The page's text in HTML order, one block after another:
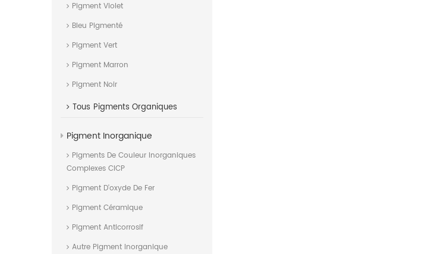
Pigment Violet
Bleu Pigmenté
Pigment Vert
Pigment Marron
Pigment Noir
Tous Pigments Organiques
Pigment Inorganique
Pigments De Couleur Inorganiques
Complexes CICP
Pigment D'oxyde De Fer
Pigment Céramique
Pigment Anticorrosif
Autre Pigment Inorganique